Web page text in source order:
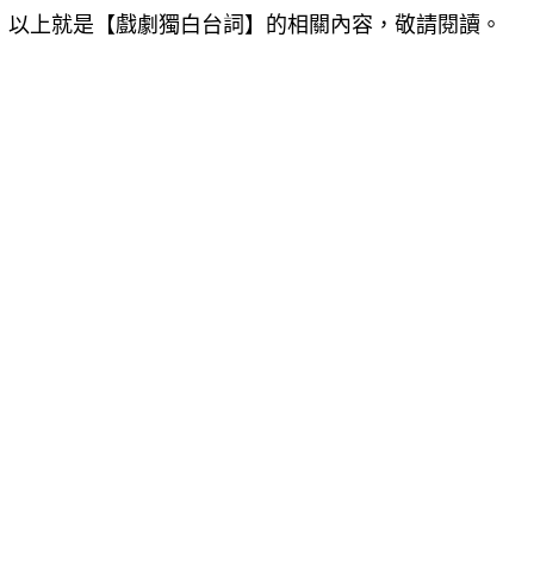
以上就是【戲劇獨白台詞 】的相關內容，敬請閱讀。